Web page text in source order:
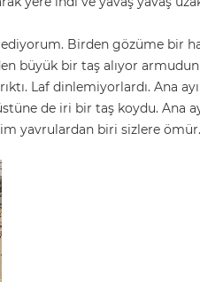
Birden gözüme
büyük bir taş alıyor
Laf dinlemiyorlardı. Ana
de iri bir taş koydu. Ana
yavrulardan biri sizlere